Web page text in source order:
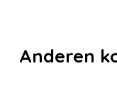
Anderen